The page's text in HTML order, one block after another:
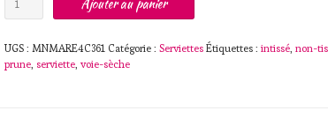
intissé
Prune
Ajouter au panier
UGS : MNMARE4C361 Catégorie : Serviettes Étiquettes : intissé, non-
prune, serviette, voie-sèche